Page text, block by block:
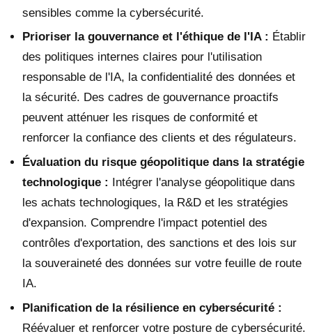
sensibles comme la cybersécurité.
Prioriser la gouvernance et l'éthique de l'IA : Établir
des politiques internes claires pour l'utilisation
responsable de l'IA, la confidentialité des données et
la sécurité. Des cadres de gouvernance proactifs
peuvent atténuer les risques de conformité et
renforcer la confiance des clients et des régulateurs.
Évaluation du risque géopolitique dans la stratégie
technologique : Intégrer l'analyse géopolitique dans
les achats technologiques, la R&D et les stratégies
d'expansion. Comprendre l'impact potentiel des
contrôles d'exportation, des sanctions et des lois sur
la souveraineté des données sur votre feuille de route
IA.
Planification de la résilience en cybersécurité :
Réévaluer et renforcer votre posture de cybersécurité.